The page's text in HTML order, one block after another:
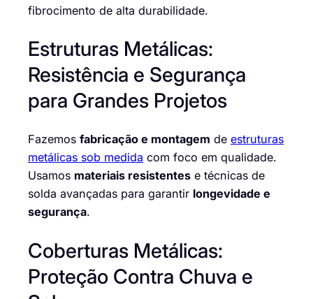
fibrocimento de alta durabilidade.
Estruturas Metálicas:
Resistência e Segurança
para Grandes Projetos
Fazemos fabricação e montagem de estruturas
metálicas sob medida com foco em qualidade.
Usamos materiais resistentes e técnicas de
solda avançadas para garantir longevidade e
segurança.
Coberturas Metálicas:
Proteção Contra Chuva e